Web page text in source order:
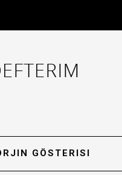
GÖSTERISI